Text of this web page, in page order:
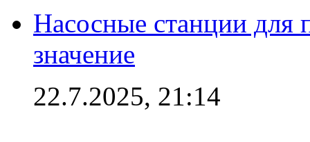
Насосные станции для
значение
22.7.2025, 21:14